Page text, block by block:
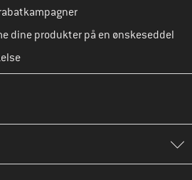
dine produkter på en ønskeseddel